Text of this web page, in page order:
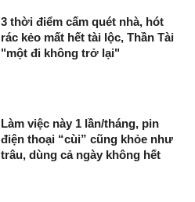
3 thời điểm cấm quét nhà, hót
rác kẻo mất hết tài lộc, Thần Tài
"một đi không trở lại"
Làm việc này 1 lần/tháng, pin
điện thoại “cùi” cũng khỏe như
trâu, dùng cả ngày không hết